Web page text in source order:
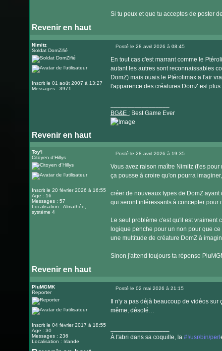
Si tu peux et que tu acceptes de poster
Revenir en haut
Nimitz
Soldat DomZifié
Inscrit le 01 août 2007 à 13:27
Messages : 3971
Posté le 28 avril 2026 à 08:45
En tout cas c'est marrant comme le
autant les autres sont reconnaissables
DomZ) mais ouais le Ptérolimax a l'air
l'apparence des créatures DomZ est
BG&E :Best Game Ever
Revenir en haut
Visiter
le
internet
Toy'l
Citoyen d'Hillys
Inscrit le 20 février 2026 à 16:55
Age : 16
Messages : 57
Localisation : Almathée,
système 4
Posté le 28 avril 2026 à 19:35
Vous avez raison maître Nimitz (t'es
ça pousse à croire qu'on pourra
créer de nouveaux types de DomZ
qui seront intéressants à concepter pour
Le seul problème c'est qu'il est vraiment
logique penche pour un non pour que
une multitude de créature DomZ à
Sinon j'attend toujours ta réponse
Revenir en haut
PluMGMK
Reporter
Inscrit le 04 février 2017 à 18:55
Age : 30
Messages : 236
Localisation : Irlande
Posté le 02 mai 2026 à 21:15
Il n'y a pas déjà beaucoup de vidéos
même, désolé…
À l'abri dans sa coquille, la #!/usr/bin/perl